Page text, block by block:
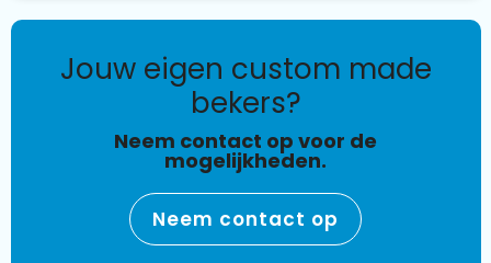
jouw eigen custom made
bekers?
Neem contact op voor de
mogelijkheden.
Neem contact op